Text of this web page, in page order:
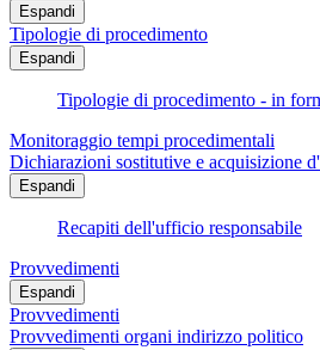
Espandi
Tipologie di procedimento
Espandi
Tipologie di procedimento - in
Monitoraggio tempi procedimentali
Dichiarazioni sostitutive e acquisizione
Espandi
Recapiti dell'ufficio responsabile
Provvedimenti
Espandi
Provvedimenti
Provvedimenti organi indirizzo politico